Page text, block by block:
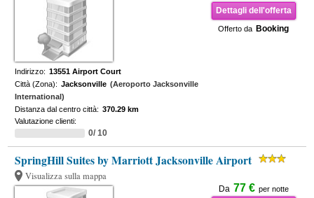
Dettagli dell'offerta
Offerto da Booking
Indirizzo: 13551 Airport Court
Città (Zona): Jacksonville (Aeroporto Jacksonville
International)
Distanza dal centro città: 370.29 km
Valutazione clienti:
0/ 10
SpringHill Suites by Marriott Jacksonville Airport
Visualizza sulla mappa
Da 77 € per notte